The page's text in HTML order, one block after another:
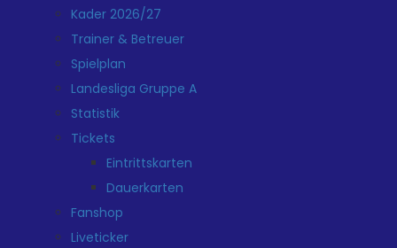
Kader 2026/27
Trainer & Betreuer
Spielplan
Landesliga Gruppe A
Statistik
Tickets
Eintrittskarten
Dauerkarten
Fanshop
Liveticker